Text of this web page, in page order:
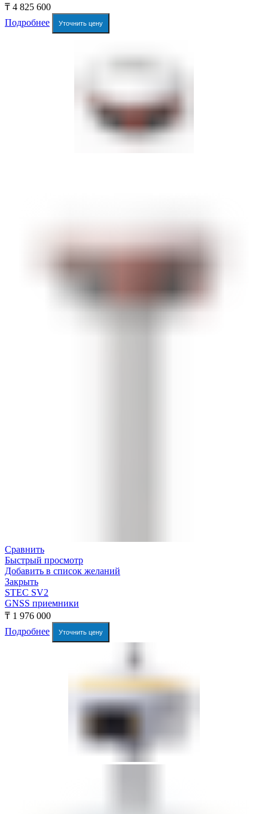
₸ 4 825 600
Подробнее
Уточнить цену
Сравнить
Быстрый просмотр
Добавить в список желаний
Закрыть
STEC SV2
GNSS приемники
₸ 1 976 000
Подробнее
Уточнить цену